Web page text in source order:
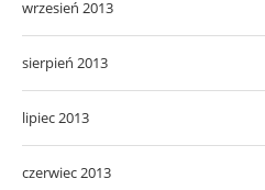
wrzesień 2013
sierpień 2013
lipiec 2013
czerwiec 2013